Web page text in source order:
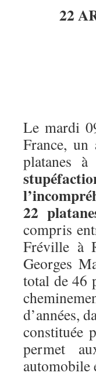
22
Le mardi
France,
platanes
22
compris
Fréville à
Georges
total de 46
d’années,
constituée
permet
automobile